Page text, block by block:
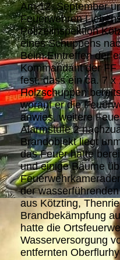
Am 12. September
Feuerwehren
Polizeiinspektion
eines Schuppens
Beim Eintreffen der
Kommandant der FF
fest, dass ein ca. 7 x
Holzschuppen
worauf er die
anwies, weitere
Alarmstufe 2
Brandobjekt liegt
das Feuer hatte
und einige Bäume
der
aus Kötzting,
Brandbekämpfung
hatte die
Wasserversorgung
entfernten